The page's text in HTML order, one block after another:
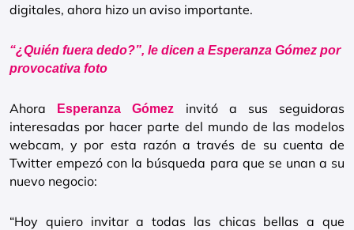
digitales, ahora hizo un aviso importante.
“¿Quién fuera dedo?”, le dicen a Esperanza Gómez por
provocativa foto
Ahora Esperanza Gómez
invitó a sus seguidoras
interesadas por hacer parte del mundo de las modelos
webcam, y por esta razón a través de su cuenta de
Twitter empezó con la búsqueda para que se unan a su
nuevo negocio:
“Hoy quiero invitar a todas las chicas bellas a que